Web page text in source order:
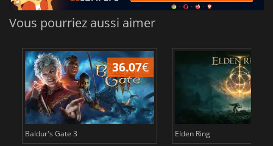
Vous pourriez aussi aimer
36.07€
Baldur's Gate 3 Elden Ring